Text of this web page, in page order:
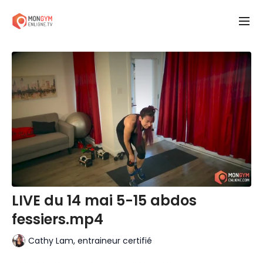
LIVE du 14 mai 5-15 abdos
fessiers.mp4
Cathy Lam, entraineur certifié